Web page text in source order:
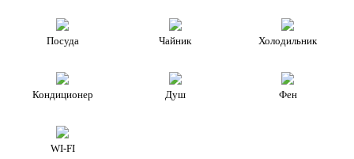
Посуда Чайник Холодильник
Кондиционер Душ Фен
WI-FI